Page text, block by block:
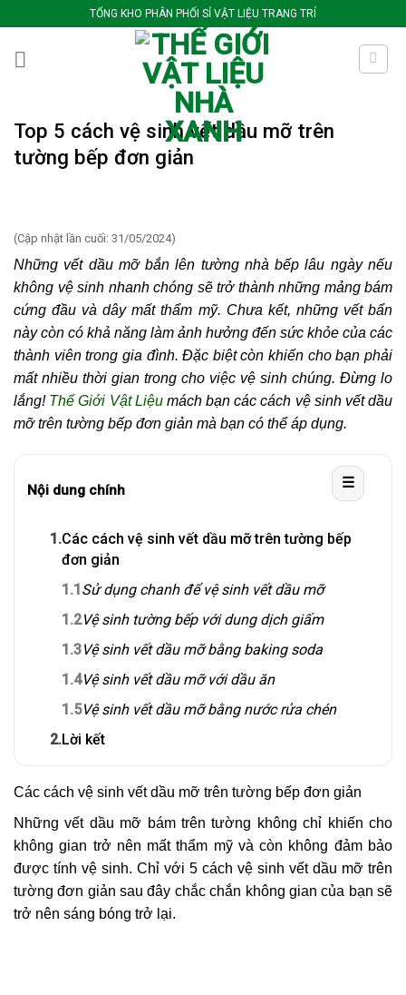
nội
TỔNG KHO PHÂN PHỐI SỈ VẬT LIỆU TRANG TRÍ
Top 5 cách vệ sinh vết dầu mỡ trên
tường bếp đơn giản
(Cập nhật lần cuối: 31/05/2024)
Những vết dầu mỡ bắn lên tường nhà bếp lâu ngày nếu
không vệ sinh nhanh chóng sẽ trở thành những mảng bám
cứng đầu và dây mất thẩm mỹ. Chưa kết, những vết bẩn
này còn có khả năng làm ảnh hưởng đến sức khỏe của các
thành viên trong gia đình. Đặc biệt còn khiến cho bạn phải
mất nhiều thời gian trong cho việc vệ sinh chúng. Đừng lo
lắng! Thế Giới Vật Liệumách bạn cáccách vệ sinh vết dầu
mỡ trên tường bếp đơn giản mà bạn có thể áp dụng.
Nội dung chính ☰
1.Các cách vệ sinh vết dầu mỡ trên tường bếp
đơn giản
1.1 Sử dụng chanh để vệ sinh vết dầu mỡ
1.2Vệ sinh tường bếp với dung dịch giấm
1.3Vệ sinh vết dầu mỡ bằng baking soda
1.4Vệ sinh vết dầu mỡ với dầu ăn
1.5Vệ sinh vết dầu mỡ bằng nước rửa chén
2.Lời kết
Các cách vệ sinh vết dầu mỡ trên tường bếp đơn giản
Những vết dầu mỡ bám trên tường không chỉ khiến cho
không gian trở nên mất thẩm mỹ và còn không đảm bảo
được tính vệ sinh. Chỉ với 5 cách vệ sinh vết dầu mỡ trên
tường đơn giản sau đây chắc chắn không gian của bạn sẽ
trở nên sáng bóng trở lại.